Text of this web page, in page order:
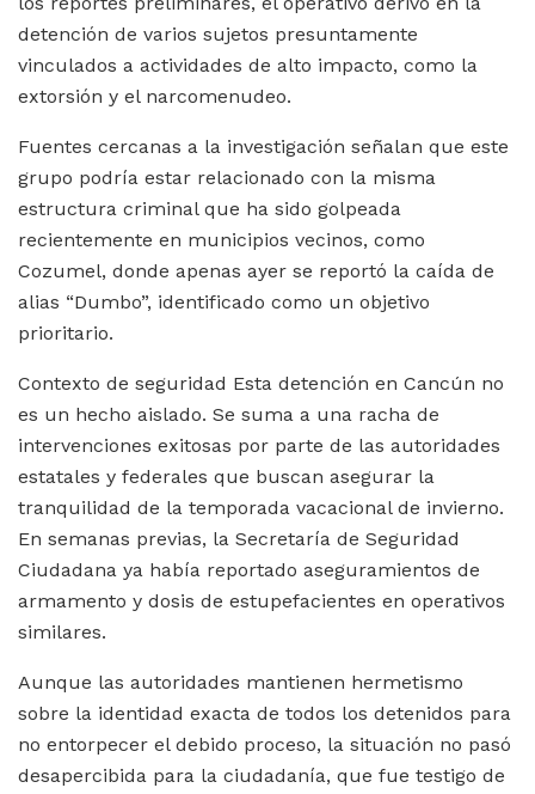
detención de varios sujetos presuntamente
vinculados a actividades de alto impacto, como la
extorsión y el narcomenudeo.
Fuentes cercanas a la investigación señalan que este
grupo podría estar relacionado con la misma
estructura criminal que ha sido golpeada
recientemente en municipios vecinos, como
Cozumel, donde apenas ayer se reportó la caída de
alias “Dumbo”, identificado como un objetivo
prioritario.
Contexto de seguridad Esta detención en Cancún no
es un hecho aislado. Se suma a una racha de
intervenciones exitosas por parte de las autoridades
estatales y federales que buscan asegurar la
tranquilidad de la temporada vacacional de invierno.
En semanas previas, la Secretaría de Seguridad
Ciudadana ya había reportado aseguramientos de
armamento y dosis de estupefacientes en operativos
similares.
Aunque las autoridades mantienen hermetismo
sobre la identidad exacta de todos los detenidos para
no entorpecer el debido proceso, la situación no pasó
desapercibida para la ciudadanía, que fue testigo de